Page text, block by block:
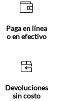
Paga en línea
o en efectivo
Devoluciones
sin costo